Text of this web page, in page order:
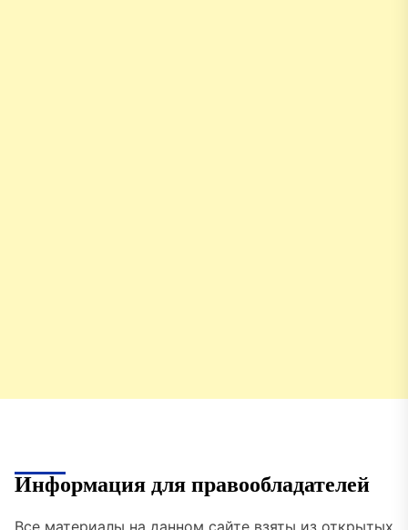
Информация для правообладателей
Все материалы на данном сайте взяты из открытых